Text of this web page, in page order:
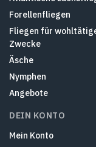
Forellenfliegen
Fliegen für
Zwecke
Äsche
Nymphen
Angebote
DEIN KONTO
Mein Konto